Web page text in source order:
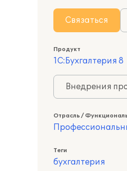
Связаться
Продукт
1С:Бухгалтерия 8
Внедрения
Отрасль /
Теги
бухгалтерия